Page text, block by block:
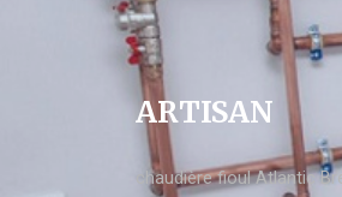
ARTISAN
chaudière fioul Atlantic